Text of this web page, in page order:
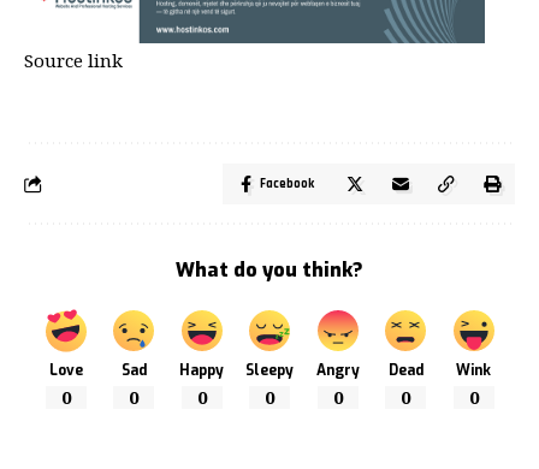
Source link
Facebook
What do you think?
Love
0
Sad
0
Happy
0
Sleepy
0
Angry
0
Dead
0
Wink
0